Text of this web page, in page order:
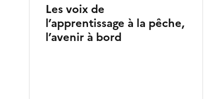
Les voix de
l’apprentissage à la pêche,
l’avenir à bord